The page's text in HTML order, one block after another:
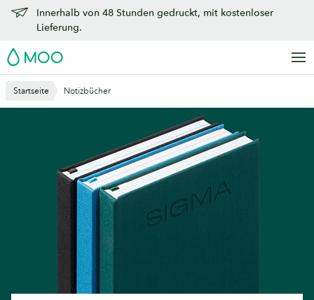
Zu
Hauptinhalt
Innerhalb von 48 Stunden gedruckt, mit kostenloser
Lieferung.
MOO
Startseite Notizbücher